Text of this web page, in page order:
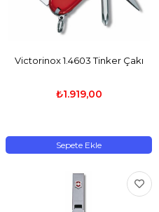
Victorinox 1.4603 Tinker Çakı
₺1.919,00
Sepete Ekle